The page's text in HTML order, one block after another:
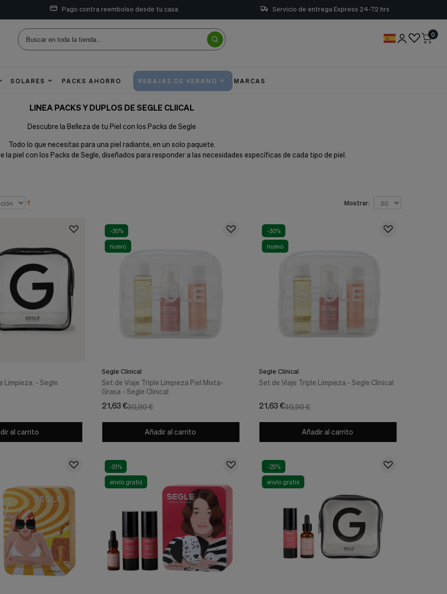
Pago contra reembolso desde tu casa Servicio de entrega Express 24-72 hrs
0
SOLARES PACKS AHORRO REBAJAS DE VERANO MARCAS
LINEA PACKS Y DUPLOS DE SEGLE CLIICAL
Descubre la Belleza de tu Piel con los Packs de Segle
Todo lo que necesitas para una piel radiante, en un solo paquete.
la piel con los Packs de Segle, diseñados para responder a las necesidades específicas de cada tipo de piel.
Mostrar:
Limpieza. - Segle
al carrito
-30%
nuevo
Segle Clinical
Set de Viaje Triple Limpieza Piel Mixta-
Grasa - Segle Clinical
30,90 €
21,63 €
Añadir al carrito
-30%
nuevo
Segle Clinical
Set de Viaje Triple Limpieza - Segle Clinical
30,90 €
21,63 €
Añadir al carrito
-51%
envío gratis
-25%
envío gratis